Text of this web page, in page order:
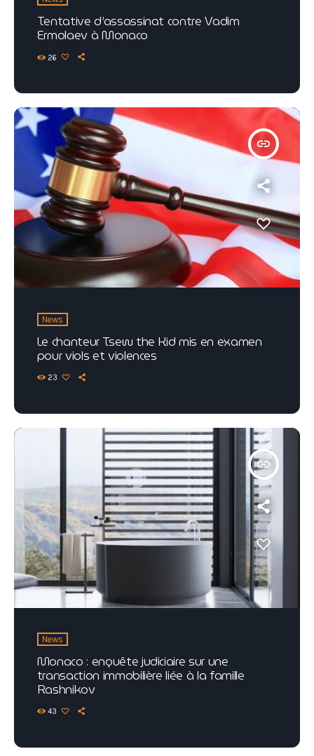
Tentative d’assassinat contre Vadim
Ermolaev à Monaco
26
insert_link
News
Le chanteur Tsew the Kid mis en examen
pour viols et violences
23
insert_link
News
Monaco : enquête judiciaire sur une
transaction immobilière liée à la famille
Rashnikov
43